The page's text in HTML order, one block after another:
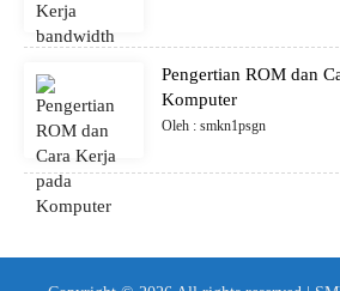
Pengertian ROM dan
Komputer
Oleh : smkn1psgn